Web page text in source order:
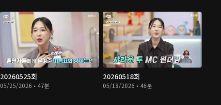
20260525회
05/25/2026 • 47분
20260518회
05/18/2026 • 46분